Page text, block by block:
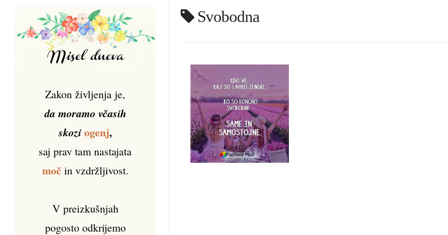
Svobodna
Zakon življenja je,
da moramo včasih
skozi ogenj,
saj prav tam nastajata
močin vzdržljivost.
V preizkušnjah
pogosto odkrijemo